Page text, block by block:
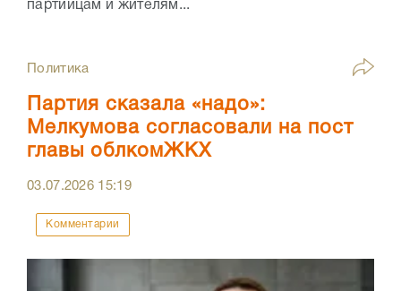
партийцам и жителям...
Политика
Партия сказала «надо»:
Мелкумова согласовали на пост
главы облкомЖКХ
03.07.2026 15:19
Комментарии